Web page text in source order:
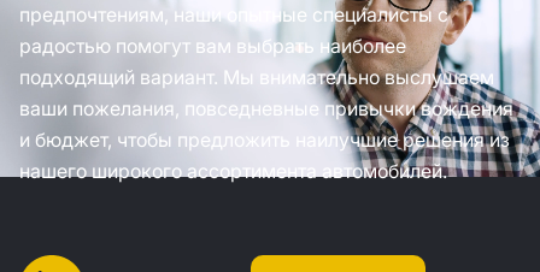
предпочтениям, наши опытные специалисты с
радостью помогут вам выбрать наиболее
подходящий вариант. Мы внимательно выслушаем
ваши пожелания, повседневные привычки вождения
и бюджет, чтобы предложить наилучшие решения из
нашего широкого ассортимента автомобилей.